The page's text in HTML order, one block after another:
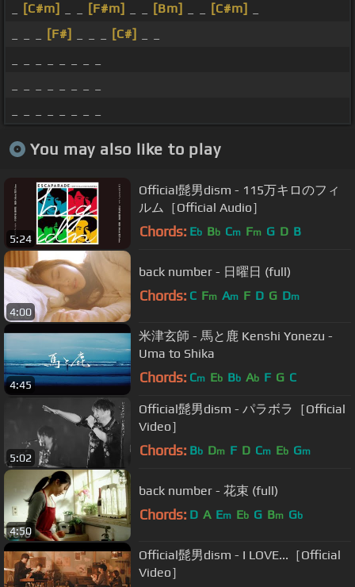
[C#m] [F#m] [Bm] [C#m]
[F#] [C#]
You may also like to play
5:24
Official髭男dism - 115万キロのフィ
ルム［Official Audio］
Chords: Eb Bb Cm Fm G D B
4:00
back number - 日曜日 (full)
Chords: C Fm Am F D G Dm
4:45
米津玄師 - 馬と鹿 Kenshi Yonezu -
Uma to Shika
Chords: Cm Eb Bb Ab F G C
5:02
Official髭男dism - パラボラ［Official
Video］
Chords: Bb Dm F D Cm Eb Gm
4:50
back number - 花束 (full)
Chords: D A Em Eb G Bm Gb
Official髭男dism - I LOVE...［Official
Video］